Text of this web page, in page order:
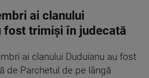
ai clanului
fost trimişi în judecată
ai clanului Duduianu au fost
de Parchetul de pe lângă